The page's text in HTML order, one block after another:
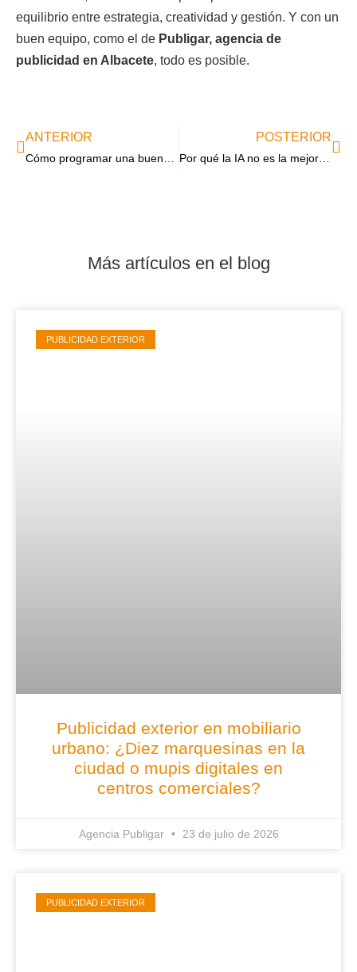
equilibrio entre estrategia, creatividad y gestión. Y con un
buen equipo, como el de Publigar, agencia de
publicidad en Albacete, todo es posible.
ANTERIOR POSTERIOR
Por qué la IA no es la mejor opción para encontrar servicios de publicidad exterior en Albacete
Más artículos en el blog
PUBLICIDAD EXTERIOR
Publicidad exterior en mobiliario
urbano: ¿Diez marquesinas en la
ciudad o mupis digitales en
centros comerciales?
Agencia Publigar 23 de julio de 2026
PUBLICIDAD EXTERIOR